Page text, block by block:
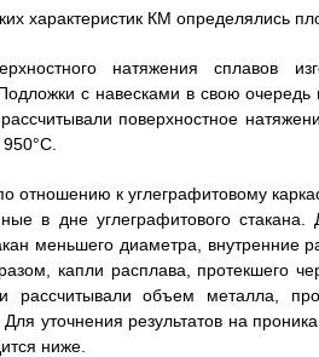
характеристик КМ определялись
натяжения сплавов
с навесками в свою
поверхностное
отношению к углеграфитовому
в дне углеграфитового
меньшего диаметра,
капли расплава, протекшего
рассчитывали объем металла,
Для уточнения результатов на
ниже.